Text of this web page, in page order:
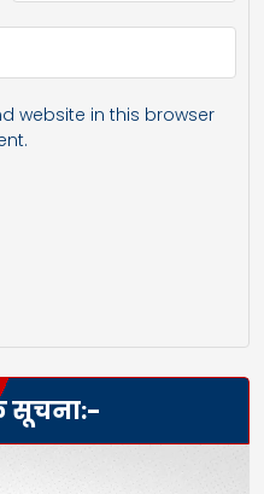
website in this browser
सूचना:-